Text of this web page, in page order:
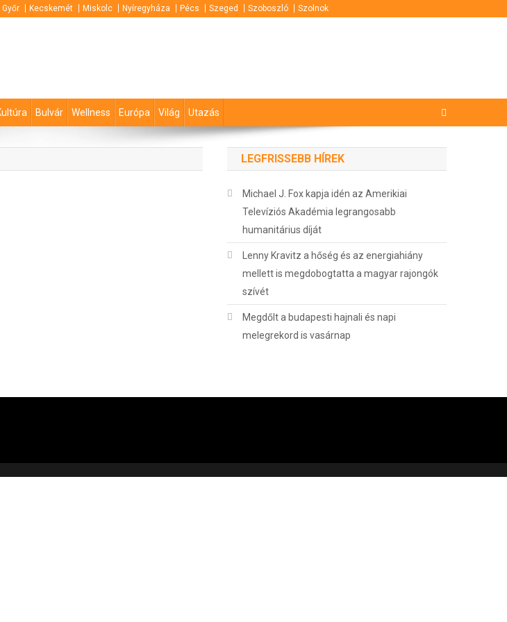
Győr Kecskemét Miskolc Nyíregyháza Pécs Szeged Szoboszló Szolnok
Bulvár Wellness Európa Világ Utazás
LEGFRISSEBB HÍREK
Michael J. Fox kapja idén az Amerikiai
Televíziós Akadémia legrangosabb
humanitárius díját
Lenny Kravitz a hőség és az energiahiány
mellett is megdobogtatta a magyar rajongók
szívét
Megdőlt a budapesti hajnali és napi
melegrekord is vasárnap